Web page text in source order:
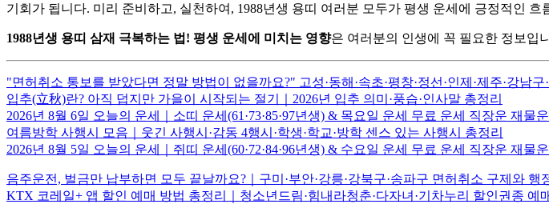
기회가 됩니다. 미리 준비하고, 실천하여, 1988년생 용띠 여러분 모두가 평생 운세에 긍정적인 흐
1988년생 용띠 삼재 극복하는 법! 평생 운세에 미치는 영향은 여러분의 인생에 꼭 필요한 정보입
"면허취소 통보를 받았다면 정말 방법이 없을까요?" 고성·동해·속초·평창·정선·인제·제주·강
입추(立秋)란? 아직 덥지만 가을이 시작되는 절기｜2026년 입추 의미·풍습·인사말 총정리
2026년 8월 6일 오늘의 운세｜소띠 운세(61·73·85·97년생) & 목요일 운세 무료 운세 직장운 재물
여름방학 사행시 모음｜웃긴 사행시·감동 4행시·학생·학교·방학 센스 있는 사행시 총정리
2026년 8월 5일 오늘의 운세｜쥐띠 운세(60·72·84·96년생) & 수요일 운세 무료 운세 직장운 재물
음주운전, 벌금만 납부하면 모두 끝날까요?｜구미·부안·강릉·강북구·송파구 면허취소 구제와 행
KTX 코레일+ 앱 할인 예매 방법 총정리｜청소년드림·힘내라청춘·다자녀·기차누리 할인권종 예